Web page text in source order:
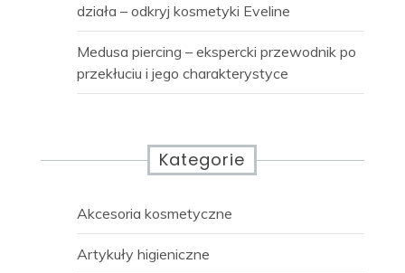
działa – odkryj kosmetyki Eveline
Medusa piercing – ekspercki przewodnik po
przekłuciu i jego charakterystyce
Kategorie
Akcesoria kosmetyczne
Artykuły higieniczne